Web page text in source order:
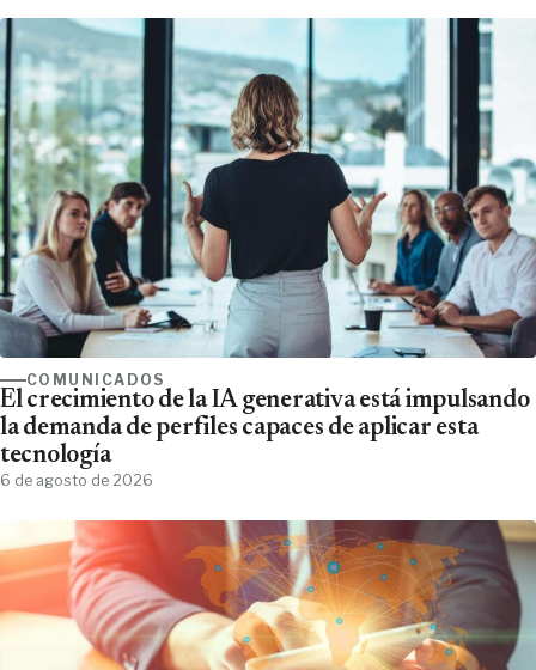
COMUNICADOS
El crecimiento de la IA generativa está impulsando
la demanda de perfiles capaces de aplicar esta
tecnología
6 de agosto de 2026